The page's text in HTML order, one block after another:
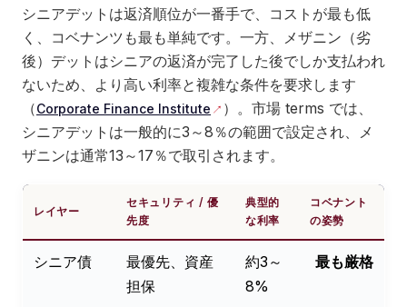
シニアデットは返済順位が一番手で、コストが最も低
く、コベナンツも最も単純です。一方、メザニン（劣
後）デットはシニアの返済が完了した後でしか支払われ
ないため、より高い利率と複雑な条件を要求します
（Corporate Finance Institute
）。市場 terms では、
シニアデットは一般的に3～8％の範囲で設定され、メ
ザニンは通常13～17％で取引されます。
レイヤー
セキュリティ / 優
先度
典型的
な利率
コベナント
の姿勢
シニア債
最優先、資産
担保
約3～
8%
最も厳格